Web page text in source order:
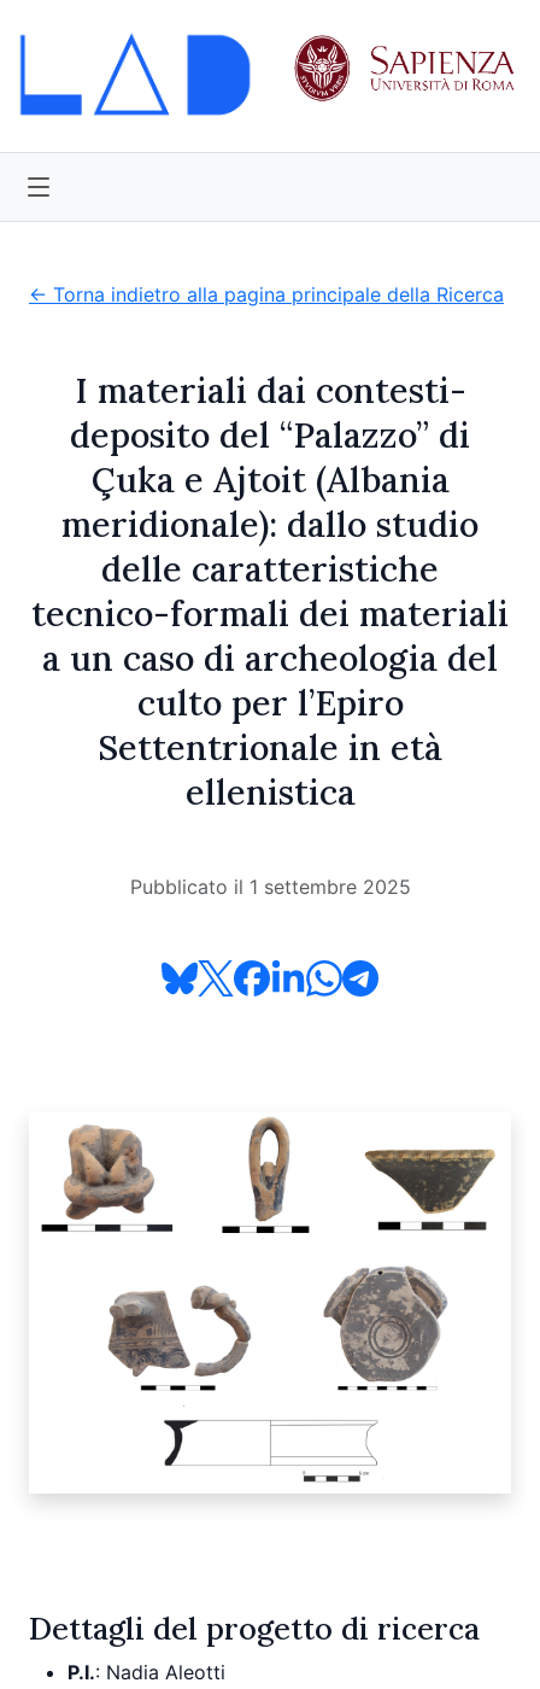
← Torna indietro alla pagina principale della Ricerca
I materiali dai contesti-
deposito del “Palazzo” di
Çuka e Ajtoit (Albania
meridionale): dallo studio
delle caratteristiche
tecnico-formali dei materiali
a un caso di archeologia del
culto per l’Epiro
Settentrionale in età
ellenistica
Pubblicato il 1 settembre 2025
Dettagli del progetto di ricerca
P.I.: Nadia Aleotti